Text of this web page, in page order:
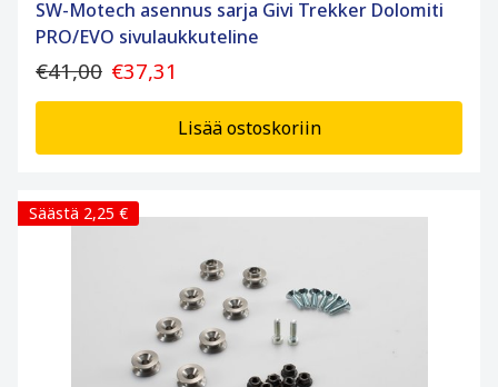
SW-Motech asennus sarja Givi Trekker Dolomiti
PRO/EVO sivulaukkuteline
€41,00 €37,31
Lisää ostoskoriin
Säästä 2,25 €